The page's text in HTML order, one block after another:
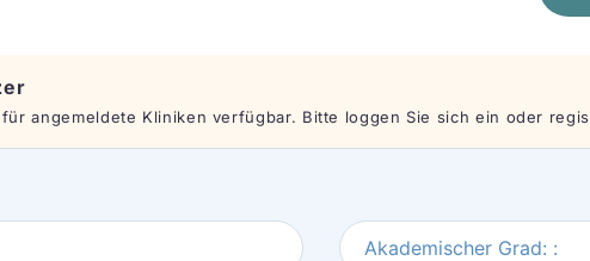
angemeldete Kliniken verfügbar. Bitte loggen Sie sich ein oder
Akademischer Grad: :